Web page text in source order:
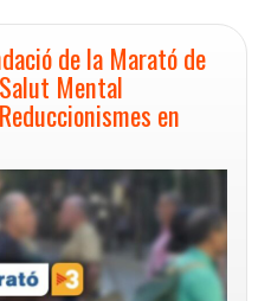
de la Marató de
Mental
en